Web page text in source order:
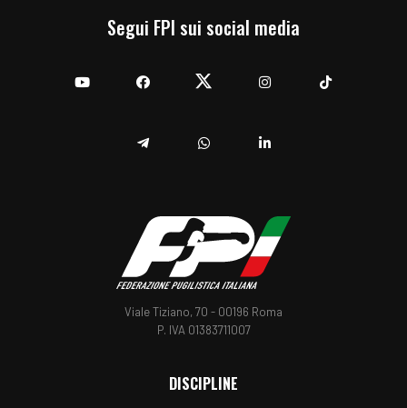
Segui FPI sui social media
Viale Tiziano, 70 - 00196 Roma
P. IVA 01383711007
DISCIPLINE